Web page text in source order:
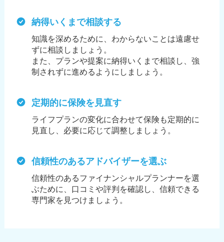
納得いくまで相談する
知識を深めるために、わからないことは遠慮せ
ずに相談しましょう。
また、プランや提案に納得いくまで相談し、強
制されずに進めるようにしましょう。
定期的に保険を見直す
ライフプランの変化に合わせて保険も定期的に
見直し、必要に応じて調整しましょう。
信頼性のあるアドバイザーを選ぶ
信頼性のあるファイナンシャルプランナーを選
ぶために、 口コミや評判を確認し、信頼できる
専門家を見つけましょう。